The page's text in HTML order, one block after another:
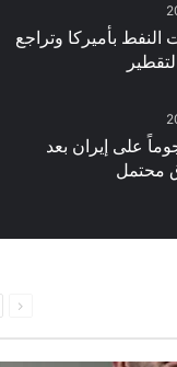
النفط بأميركا وتراجع
على إيران بعد
محتمل
الصفحة